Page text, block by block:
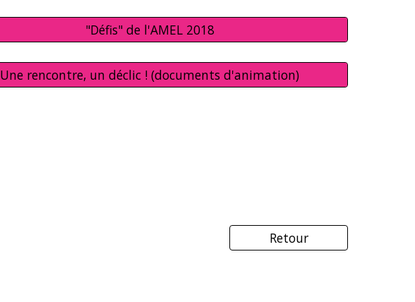
"Défis" de l'AMEL 2018
Une rencontre, un déclic ! (documents d'animation)
Retour